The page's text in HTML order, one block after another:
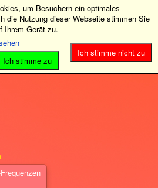
um Besuchern ein optimales
die Nutzung dieser Webseite stimmen Sie
Ihrem Gerät zu.
Ich stimme nicht zu
Ich stimme zu